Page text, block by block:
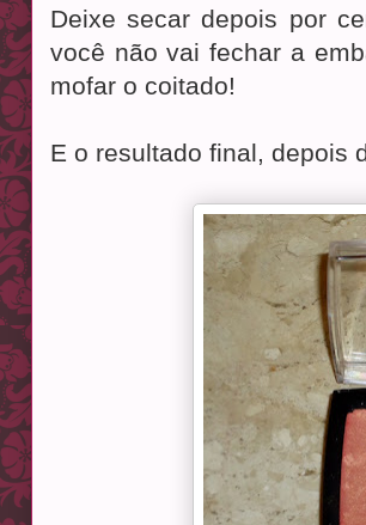
Deixe secar depois por
você não vai fechar a
mofar o coitado!
E o resultado final, depois